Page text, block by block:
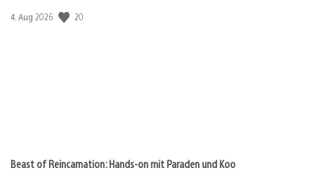
Veröffentlichungsdatum:
4. Aug 2026 20
Beast of Reincarnation: Hands-on mit Paraden und Koo